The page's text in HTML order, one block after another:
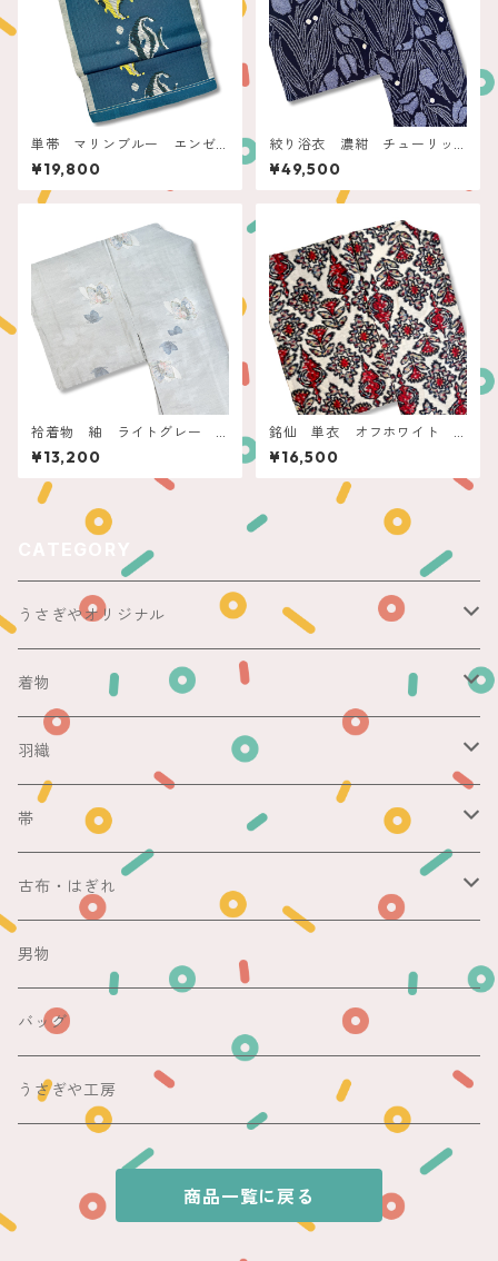
単帯 マリンブルー エンゼ
ルフィッシュ
¥19,800
絞り浴衣 濃紺 チューリッ
プ
¥49,500
袷着物 紬 ライトグレー
蝶々
¥13,200
銘仙 単衣 オフホワイト
モザイクタイルアート
¥16,500
うさぎやオリジナル
ericoさん
レース足袋
マスキングテープ
防虫香
着物
袷
銘仙
紬
単衣
銘仙
紬
その他
夏
浴衣
夏着物
銘仙
羽織
銘仙
その他
帯
名古屋帯
袋帯
昼夜帯
夏帯
古布・はぎれ
切売り
銘仙
銘仙集め
木綿・麻
男物
バッグ
うさぎや工房
商品一覧に戻る